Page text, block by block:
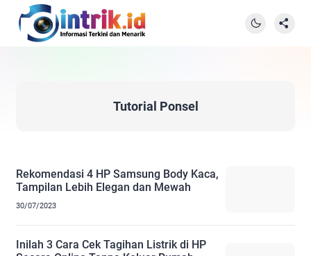
Tutorial Ponsel
Rekomendasi 4 HP Samsung Body Kaca,
Tampilan Lebih Elegan dan Mewah
30/07/2023
Inilah 3 Cara Cek Tagihan Listrik di HP